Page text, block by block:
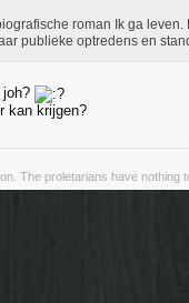
roman Ik ga
publieke optredens en
kan krijgen?
The proletarians have nothing